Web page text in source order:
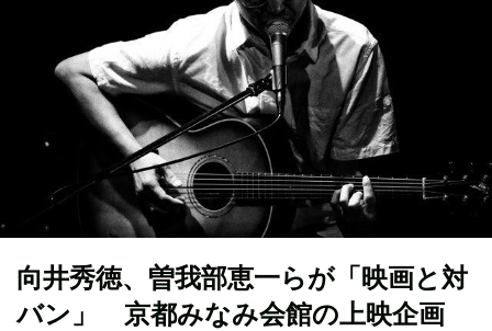
向井秀徳、曽我部恵一らが「映画と対
バン」 京都みなみ会館の上映企画